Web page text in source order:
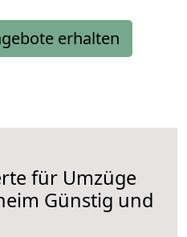
erhalten
für Umzüge
Günstig und